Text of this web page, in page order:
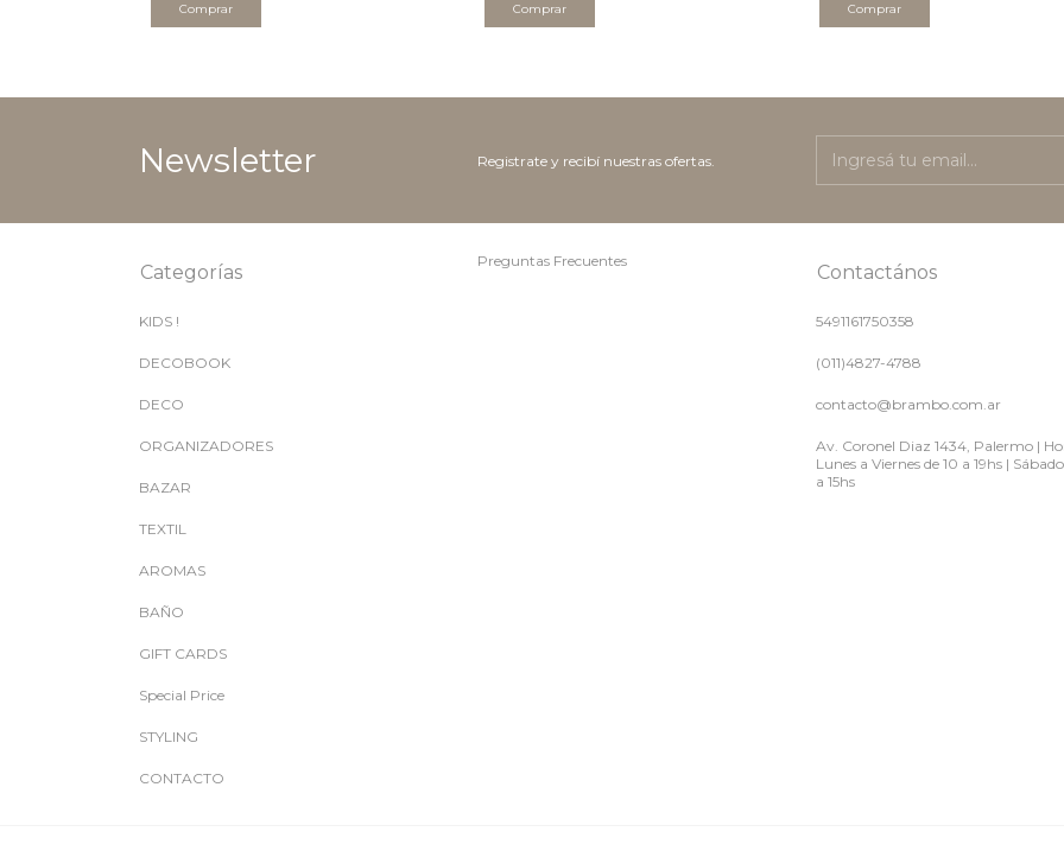
Comprar
Newsletter Registrate y recibí nuestras ofertas.
Categorías
KIDS !
DECOBOOK
DECO
ORGANIZADORES
BAZAR
TEXTIL
AROMAS
BAÑO
GIFT CARDS
Special Price
STYLING
CONTACTO
Preguntas Frecuentes
Contactános
5491161750358
(011)4827-4788
contacto@brambo.com.ar
Av. Coronel Diaz 1434, Palermo |
Lunes a Viernes de 10 a 19hs |
a 15hs